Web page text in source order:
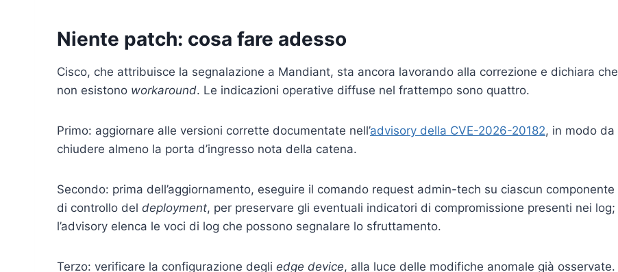
Niente patch: cosa fare adesso
Cisco, che attribuisce la segnalazione a Mandiant, sta ancora lavorando alla correzione e dichiara che
non esistono workaround. Le indicazioni operative diffuse nel frattempo sono quattro.
Primo: aggiornare alle versioni corrette documentate nell’advisory della CVE-2026-20182, in modo da
chiudere almeno la porta d’ingresso nota della catena.
Secondo: prima dell’aggiornamento, eseguire il comando request admin-tech su ciascun componente
di controllo del deployment, per preservare gli eventuali indicatori di compromissione presenti nei log;
l’advisory elenca le voci di log che possono segnalare lo sfruttamento.
Terzo: verificare la configurazione degli edge device, alla luce delle modifiche anomale già osservate.